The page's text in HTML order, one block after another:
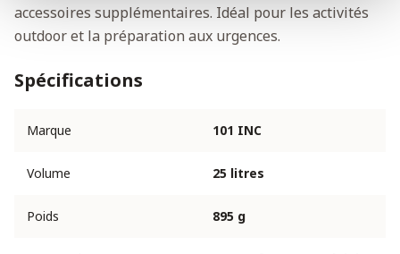
accessoires supplémentaires. Idéal pour les activités
outdoor et la préparation aux urgences.
Spécifications
Marque 101 INC
Volume 25 litres
Poids 895 g